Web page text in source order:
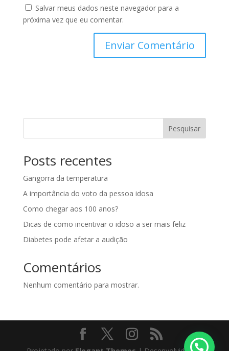
Salvar meus dados neste navegador para a
próxima vez que eu comentar.
Pesquisar
Posts recentes
Gangorra da temperatura
A importância do voto da pessoa idosa
Como chegar aos 100 anos?
Dicas de como incentivar o idoso a ser mais feliz
Diabetes pode afetar a audição
Comentários
Nenhum comentário para mostrar.